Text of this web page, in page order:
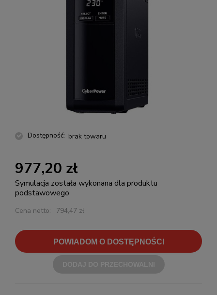
Dostępność: brak towaru
977,20 zł
Symulacja została wykonana dla produktu
podstawowego
Cena netto: 794,47 zł
POWIADOM O DOSTĘPNOŚCI